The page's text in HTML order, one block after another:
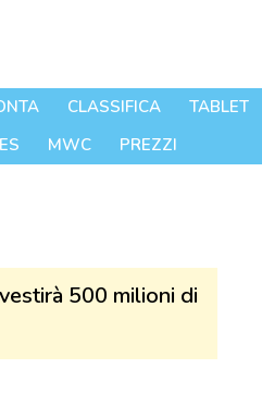
CLASSIFICA TABLET
MWC PREZZI
500 milioni di